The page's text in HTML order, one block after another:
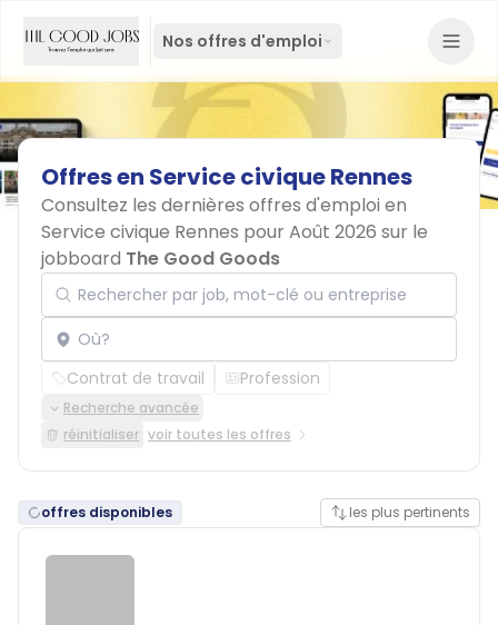
Nos offres d'emploi
Offresen ServiceciviqueRennes
Consultez les dernières offres d'emploi en
Service civique Rennes pour Août 2026 sur le
jobboard The Good Goods
Rechercher par job, mot-clé ou entreprise
Localisation
Contrat de travail Profession
Recherche avancée
réinitialiser voir toutes les offres
offres disponibles les plus pertinents